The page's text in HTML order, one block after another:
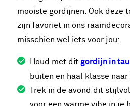
mooiste gordijnen. Ook deze
zijn favoriet in ons
misschien wel iets voor jou:
Houd met dit gordijn in
buiten en haal klasse naar
Trek in de avond dit
voor een warme vibe in je